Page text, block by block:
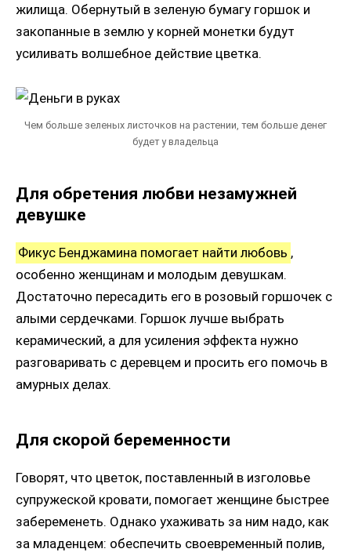
жилища. Обернутый в зеленую бумагу горшок и
закопанные в землю у корней монетки будут
усиливать волшебное действие цветка.
Чем больше зеленых листочков на растении, тем больше денег
будет у владельца
Для обретения любви незамужней
девушке
Фикус Бенджамина помогает найти любовь ,
особенно женщинам и молодым девушкам.
Достаточно пересадить его в розовый горшочек с
алыми сердечками. Горшок лучше выбрать
керамический, а для усиления эффекта нужно
разговаривать с деревцем и просить его помочь в
амурных делах.
Для скорой беременности
Говорят, что цветок, поставленный в изголовье
супружеской кровати, помогает женщине быстрее
забеременеть. Однако ухаживать за ним надо, как
за младенцем: обеспечить своевременный полив,